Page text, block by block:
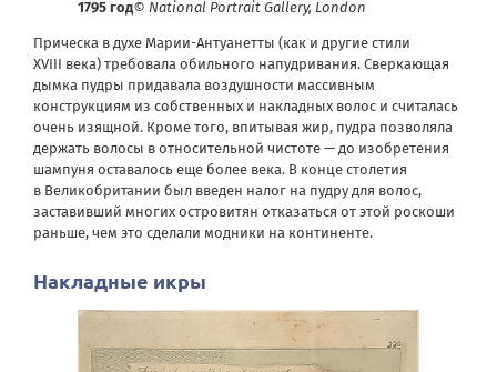
1795 год© National Portrait Gallery, London
Прическа в духе Марии-Антуанетты (как и другие стили
XVIII века) требовала обильного напудривания. Сверкающая
дымка пудры придавала воздушности массивным
конструкциям из собственных и накладных волос и считалась
очень изящной. Кроме того, впитывая жир, пудра позволяла
держать волосы в относительной чистоте — до изобретения
шампуня оставалось еще более века. В конце столетия
в Великобритании был введен налог на пудру для волос,
заставивший многих островитян отказаться от этой роскоши
раньше, чем это сделали модники на континенте.
Накладные икры